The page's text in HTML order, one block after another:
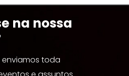
na nossa
enviamos toda